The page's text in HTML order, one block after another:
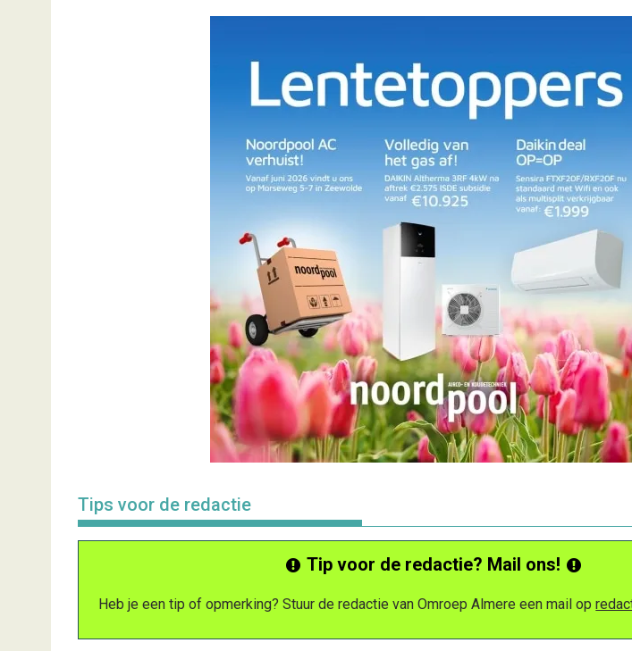
Tips voor de redactie
Tip voor de redactie? Mail ons!
Heb je een tip of opmerking? Stuur de redactie van Omroep Almere een mail op